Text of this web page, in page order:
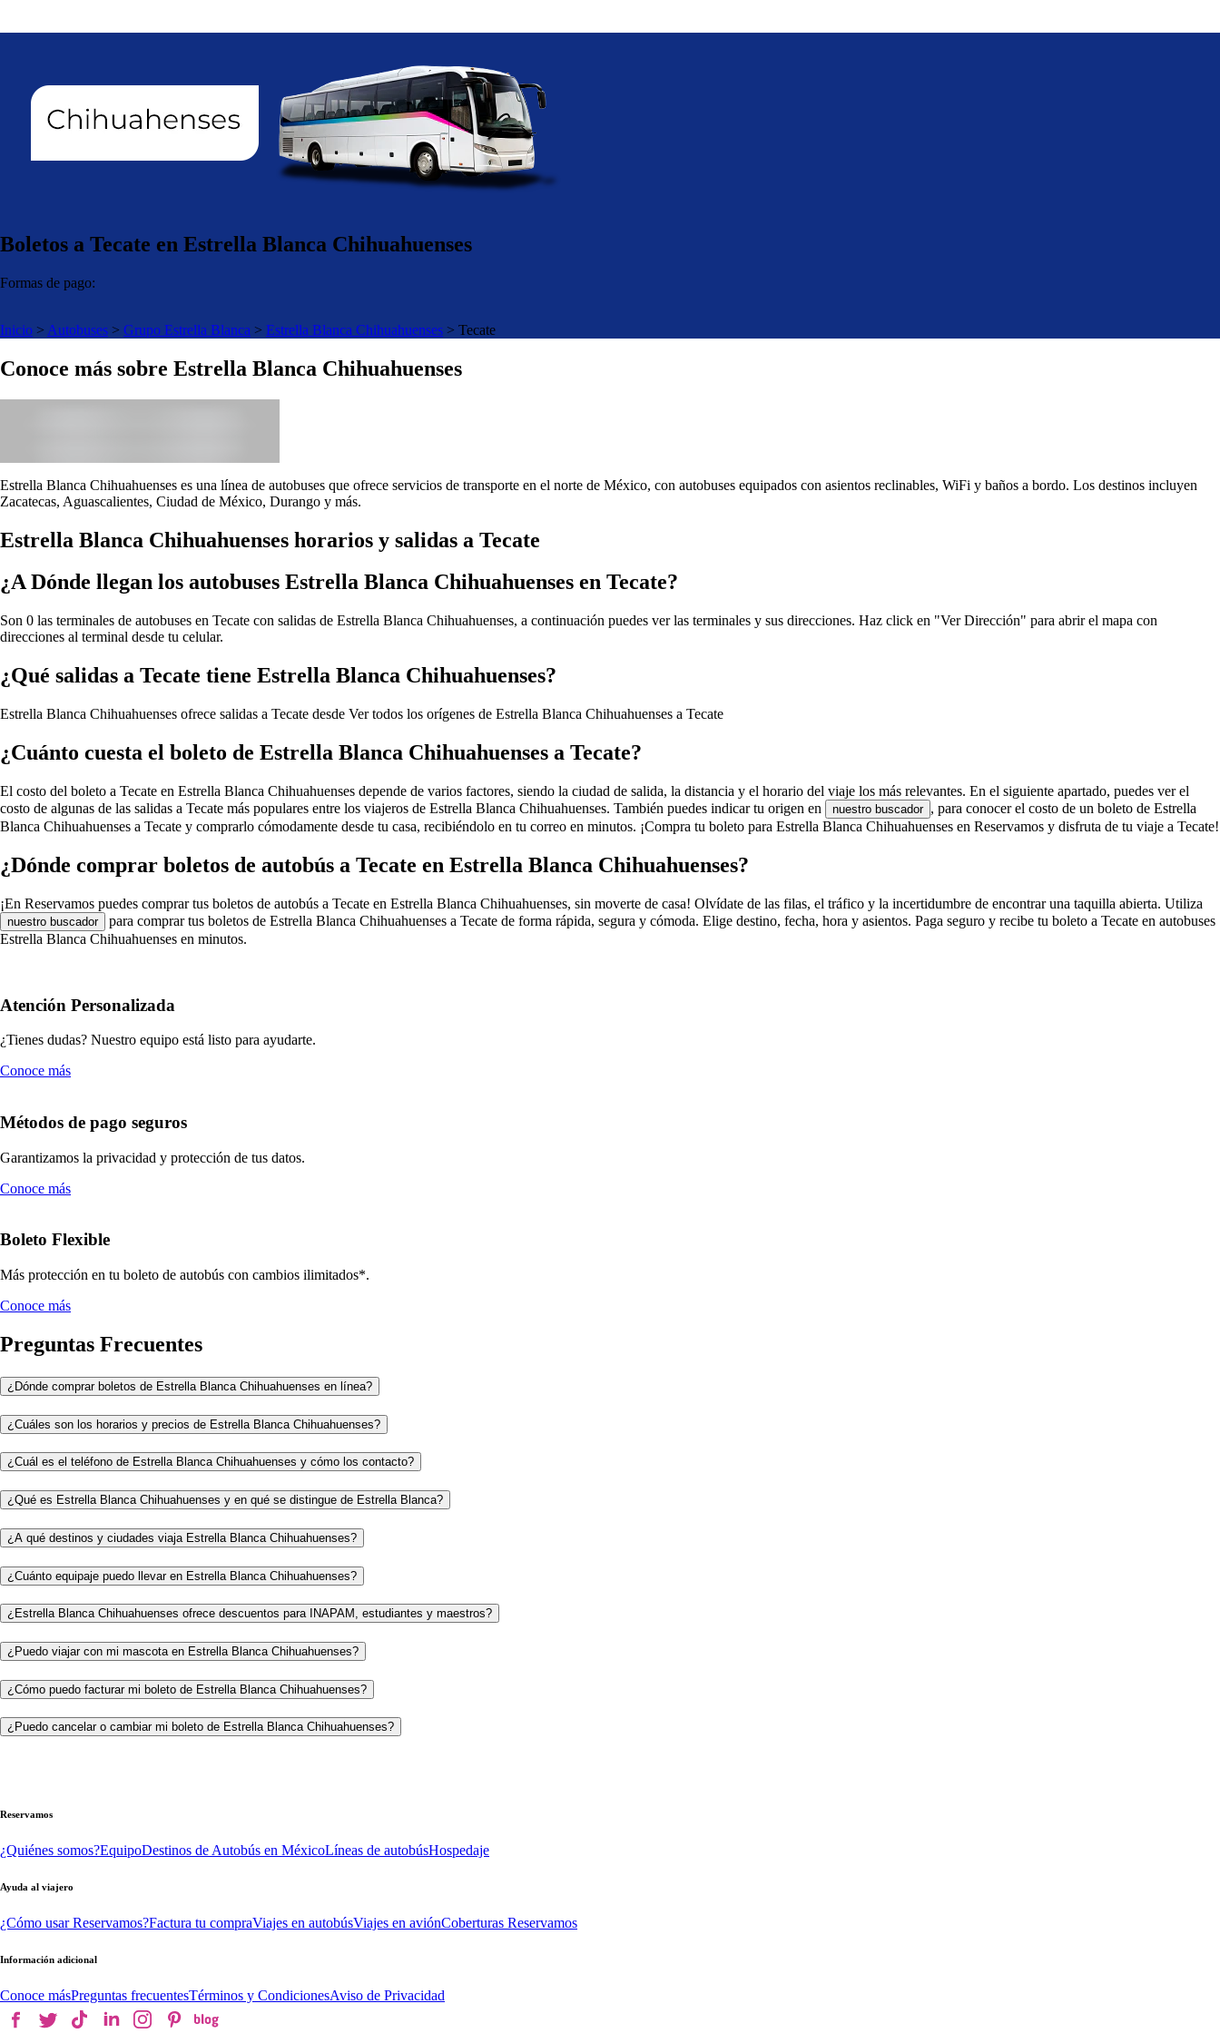
Boletos a Tecate en Estrella Blanca Chihuahuenses
Formas de pago:
Inicio > Autobuses > Grupo Estrella Blanca > Estrella Blanca Chihuahuenses > Tecate
Conoce más sobre Estrella Blanca Chihuahuenses
Estrella Blanca Chihuahuenses es una línea de autobuses que ofrece servicios de transporte en el norte de México, con autobuses equipados con asientos reclinables, WiFi y baños a bordo. Los destinos incluyen
Zacatecas, Aguascalientes, Ciudad de México, Durango y más.
Estrella Blanca Chihuahuenses horarios y salidas a Tecate
¿A Dónde llegan los autobuses Estrella Blanca Chihuahuenses en Tecate?
Son 0 las terminales de autobuses en Tecate con salidas de Estrella Blanca Chihuahuenses, a continuación puedes ver las terminales y sus direcciones. Haz click en "Ver Dirección" para abrir el mapa con
direcciones al terminal desde tu celular.
¿Qué salidas a Tecate tiene Estrella Blanca Chihuahuenses?
Estrella Blanca Chihuahuenses ofrece salidas a Tecate desde Ver todos los orígenes de Estrella Blanca Chihuahuenses a Tecate
¿Cuánto cuesta el boleto de Estrella Blanca Chihuahuenses a Tecate?
El costo del boleto a Tecate en Estrella Blanca Chihuahuenses depende de varios factores, siendo la ciudad de salida, la distancia y el horario del viaje los más relevantes. En el siguiente apartado, puedes ver el
costo de algunas de las salidas a Tecate más populares entre los viajeros de Estrella Blanca Chihuahuenses. También puedes indicar tu origen en
nuestro buscador , para conocer el costo de un boleto de Estrella
Blanca Chihuahuenses a Tecate y comprarlo cómodamente desde tu casa, recibiéndolo en tu correo en minutos. ¡Compra tu boleto para Estrella Blanca Chihuahuenses en Reservamos y disfruta de tu viaje a Tecate!
¿Dónde comprar boletos de autobús a Tecate en Estrella Blanca Chihuahuenses?
¡En Reservamos puedes comprar tus boletos de autobús a Tecate en Estrella Blanca Chihuahuenses, sin moverte de casa! Olvídate de las filas, el tráfico y la incertidumbre de encontrar una taquilla abierta. Utiliza
nuestro buscador
para comprar tus boletos de Estrella Blanca Chihuahuenses a Tecate de forma rápida, segura y cómoda. Elige destino, fecha, hora y asientos. Paga seguro y recibe tu boleto a Tecate en autobuses
Estrella Blanca Chihuahuenses en minutos.
Atención Personalizada
¿Tienes dudas? Nuestro equipo está listo para ayudarte.
Conoce más
Métodos de pago seguros
Garantizamos la privacidad y protección de tus datos.
Conoce más
Boleto Flexible
Más protección en tu boleto de autobús con cambios ilimitados*.
Conoce más
Preguntas Frecuentes
¿Dónde comprar boletos de Estrella Blanca Chihuahuenses en línea?
¿Cuáles son los horarios y precios de Estrella Blanca Chihuahuenses?
¿Cuál es el teléfono de Estrella Blanca Chihuahuenses y cómo los contacto?
¿Qué es Estrella Blanca Chihuahuenses y en qué se distingue de Estrella Blanca?
¿A qué destinos y ciudades viaja Estrella Blanca Chihuahuenses?
¿Cuánto equipaje puedo llevar en Estrella Blanca Chihuahuenses?
¿Estrella Blanca Chihuahuenses ofrece descuentos para INAPAM, estudiantes y maestros?
¿Puedo viajar con mi mascota en Estrella Blanca Chihuahuenses?
¿Cómo puedo facturar mi boleto de Estrella Blanca Chihuahuenses?
¿Puedo cancelar o cambiar mi boleto de Estrella Blanca Chihuahuenses?
Reservamos
¿Quiénes somos?EquipoDestinos de Autobús en MéxicoLíneas de autobúsHospedaje
Ayuda al viajero
¿Cómo usar Reservamos?Factura tu compraViajes en autobúsViajes en aviónCoberturas Reservamos
Información adicional
Conoce másPreguntas frecuentesTérminos y CondicionesAviso de Privacidad